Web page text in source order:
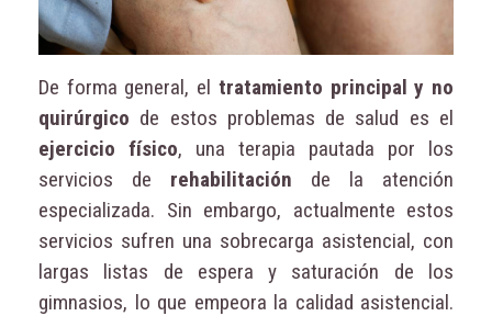
De forma general, el tratamiento principal y no
quirúrgico de estos problemas de salud es el
ejercicio físico, una terapia pautada por los
servicios de rehabilitación de la atención
especializada. Sin embargo, actualmente estos
servicios sufren una sobrecarga asistencial, con
largas listas de espera y saturación de los
gimnasios, lo que empeora la calidad asistencial.